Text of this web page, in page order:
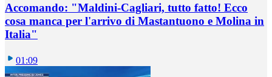
Accomando: "Maldini-Cagliari, tutto fatto! Ecco
cosa manca per l'arrivo di Mastantuono e Molina in
Italia"
01:09